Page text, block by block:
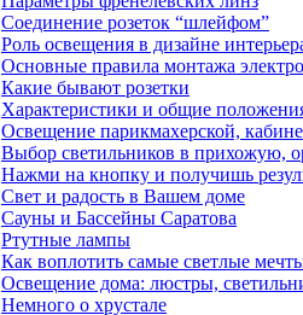
Соединение розеток “шлейфом”
Роль освещения в дизайне
Основные правила монтажа
Какие бывают розетки
Характеристики и общие
Освещение парикмахерской,
Выбор светильников в прихожую,
Нажми на кнопку и получишь
Свет и радость в Вашем доме
Сауны и Бассейны Саратова
Ртутные лампы
Как воплотить самые светлые
Освещение дома: люстры,
Немного о хрустале